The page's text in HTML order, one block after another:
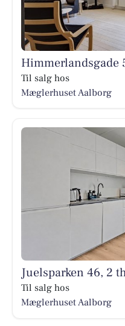
Himmerlandsgade
Til salg hos
Mæglerhuset Aalborg
Juelsparken 46, 2
Til salg hos
Mæglerhuset Aalborg